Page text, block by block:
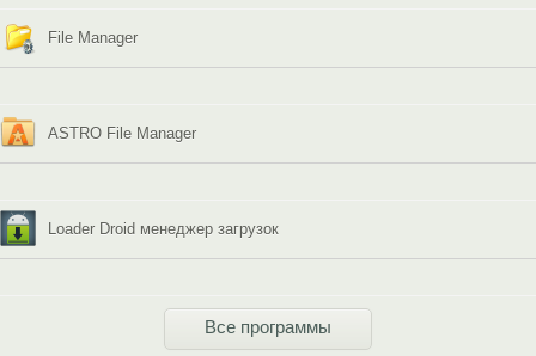
File Manager
ASTRO File Manager
Loader Droid менеджер загрузок
Все программы